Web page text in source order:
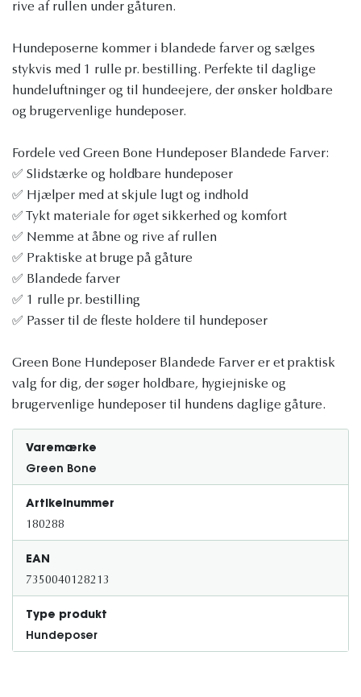
rive af rullen under gåturen.
Hundeposerne kommer i blandede farver og sælges
stykvis med 1 rulle pr. bestilling. Perfekte til daglige
hundeluftninger og til hundeejere, der ønsker holdbare
og brugervenlige hundeposer.
Fordele ved Green Bone Hundeposer Blandede Farver:
✅ Slidstærke og holdbare hundeposer
✅ Hjælper med at skjule lugt og indhold
✅ Tykt materiale for øget sikkerhed og komfort
✅ Nemme at åbne og rive af rullen
✅ Praktiske at bruge på gåture
✅ Blandede farver
✅ 1 rulle pr. bestilling
✅ Passer til de fleste holdere til hundeposer
Green Bone Hundeposer Blandede Farver er et praktisk
valg for dig, der søger holdbare, hygiejniske og
brugervenlige hundeposer til hundens daglige gåture.
Varemærke
Green Bone
Artikelnummer
180288
EAN
7350040128213
Type produkt
Hundeposer